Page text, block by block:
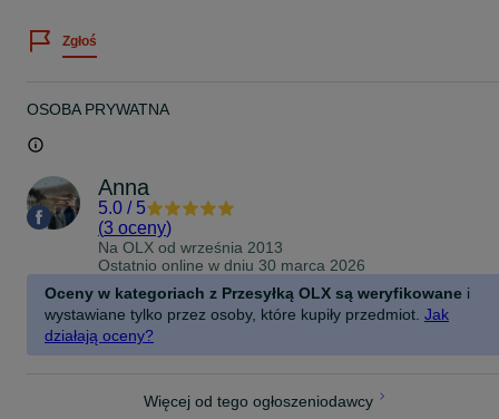
Zgłoś
OSOBA PRYWATNA
Anna
5.0 / 5
(3 oceny)
Na OLX od września 2013
Ostatnio online w dniu 30 marca 2026
Oceny w kategoriach z Przesyłką OLX są weryfikowane i
wystawiane tylko przez osoby, które kupiły przedmiot. Jak
działają oceny?
Więcej od tego ogłoszeniodawcy